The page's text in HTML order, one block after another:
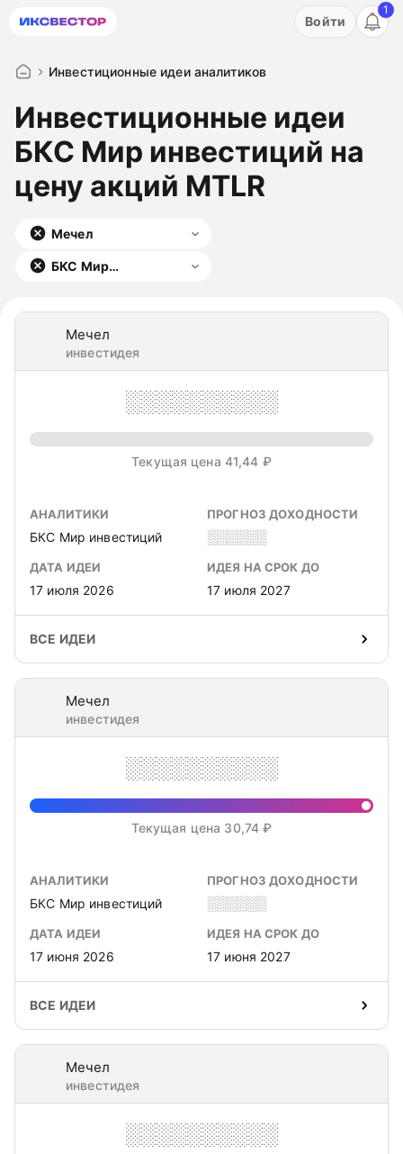
Акция: бесплатный пробный период на 3 дня!
Войти
1
Инвестиционные идеи аналитиков
Инвестиционные идеи
БКС Мир инвестиций на
цену акций MTLR
Мечел
БКС Мир
Мечел
инвестидея
░░░░░░░░░░
Текущая цена 41,44 ₽
АНАЛИТИКИ
БКС Мир инвестиций
ПРОГНОЗ ДОХОДНОСТИ
░░░░░░
ДАТА ИДЕИ
17 июля 2026
ИДЕЯ НА СРОК ДО
17 июля 2027
ВСЕ ИДЕИ
Мечел
инвестидея
░░░░░░░░░░
Текущая цена 30,74 ₽
АНАЛИТИКИ
БКС Мир инвестиций
ПРОГНОЗ ДОХОДНОСТИ
░░░░░░
ДАТА ИДЕИ
17 июня 2026
ИДЕЯ НА СРОК ДО
17 июня 2027
ВСЕ ИДЕИ
Мечел
инвестидея
░░░░░░░░░░